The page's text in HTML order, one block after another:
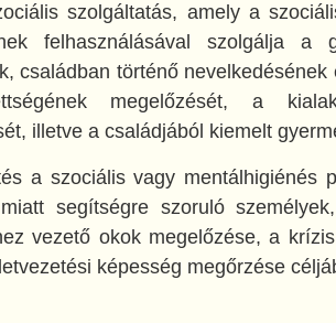
szolgáltatás, amely a
felhasználásával szolgálja a
családban történő
megelőzését, a
illetve a családjából kiemelt
a szociális vagy mentálhigiénés
segítségre szoruló
vezető okok megelőzése, a
képesség megőrzése